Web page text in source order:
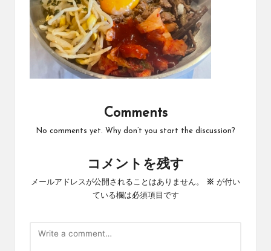
Comments
No comments yet. Why don’t you start the discussion?
コメントを残す
メールアドレスが公開されることはありません。 ※ が付い
ている欄は必須項目です